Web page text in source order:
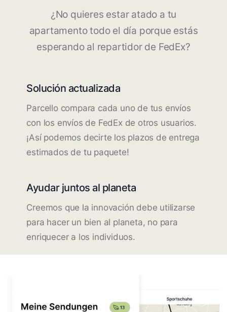
¿No quieres estar atado a tu
apartamento todo el día porque estás
esperando al repartidor de FedEx?
Solución actualizada
Parcello compara cada uno de tus envíos
con los envíos de FedEx de otros usuarios.
¡Así podemos decirte los plazos de entrega
estimados de tu paquete!
Ayudar juntos al planeta
Creemos que la innovación debe utilizarse
para hacer un bien al planeta, no para
enriquecer a los individuos.